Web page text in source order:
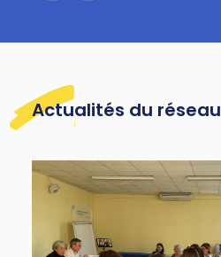
Actualités du réseau